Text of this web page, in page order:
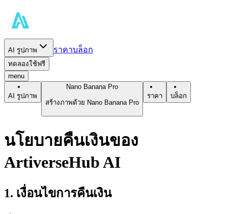
AI รูปภาพ ราคาบล็อก
ทดลองใช้ฟรี
menu
AI รูปภาพ
Nano Banana Pro
สร้างภาพด้วย Nano Banana Pro
ราคา บล็อก
นโยบายคืนเงินของ
ArtiverseHub AI
1. เงื่อนไขการคืนเงิน